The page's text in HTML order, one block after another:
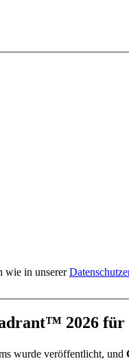
wie in unserer
2026 für
wurde veröffentlicht, und